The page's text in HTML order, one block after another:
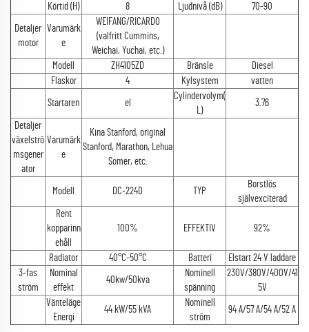
Körtid (H) 8 Ljudnivå (dB) 70-90
Detaljer
motor
Varumärk
e
WEIFANG/RICARDO
(valfritt Cummins,
Weichai, Yuchai, etc.)
Modell
ZH4105ZD Bränsle
Diesel
Flaskor
4 Kylsystem vatten
Startaren el
Cylindervolym(
L)
3.76
Detaljer
växelströ
msgener
ator
Varumärk
e
Kina Stanford, original
Stanford, Marathon, Lehua
Somer, etc.
Modell DC-224D TYP
Borstlös
självexciterad
Rent
kopparinn
ehåll
100% EFFEKTIV 92%
Radiator 40°C-50°C Batteri
Elstart 24 V laddare
3-fas
ström
Nominal
effekt
40kw/50kva
Nominell
spänning
230V/380V/400V/41
5V
Vänteläge
Energi
44 kW/55 kVA
Nominell
ström
94 A/57 A/54 A/52 A